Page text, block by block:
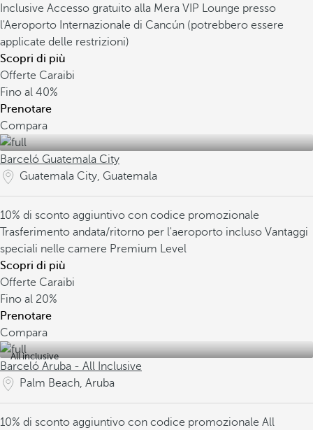
Inclusive Accesso gratuito alla Mera VIP Lounge presso
l'Aeroporto Internazionale di Cancún (potrebbero essere
applicate delle restrizioni)
Scopri di più
Offerte Caraibi
Fino al 40%
Prenotare
Compara
Barceló Guatemala City
Guatemala City, Guatemala
10% di sconto aggiuntivo con codice promozionale
Trasferimento andata/ritorno per l'aeroporto incluso Vantaggi
speciali nelle camere Premium Level
Scopri di più
Offerte Caraibi
Fino al 20%
Prenotare
Compara
All inclusive
Barceló Aruba - All Inclusive
Palm Beach, Aruba
10% di sconto aggiuntivo con codice promozionale All